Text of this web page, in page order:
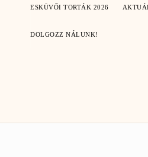
ESKÜVŐI TORTÁK 2026
DOLGOZZ NÁLUNK!